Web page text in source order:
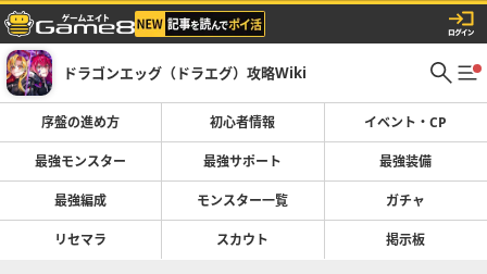
ドラゴンエッグ（ドラエグ）攻略Wiki
序盤の進め方 初心者情報 イベント・CP
最強モンスター 最強サポート 最強装備
最強編成 モンスター一覧 ガチャ
リセマラ スカウト 掲示板